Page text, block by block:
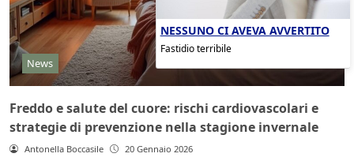
News
Freddo e salute del cuore: rischi cardiovascolari e
strategie di prevenzione nella stagione invernale
Antonella Boccasile 20 Gennaio 2026
NESSUNO CI AVEVA AVVERTITO
Fastidio terribile